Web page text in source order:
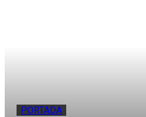
PORTADA